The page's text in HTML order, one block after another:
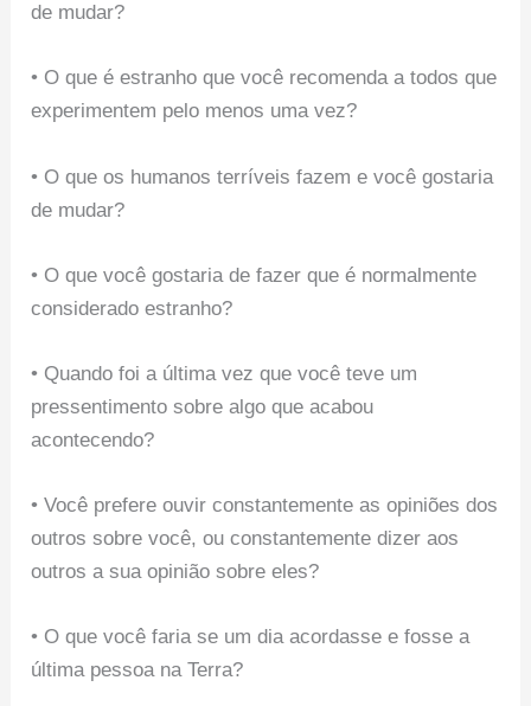
de mudar?
• O que é estranho que você recomenda a todos que
experimentem pelo menos uma vez?
• O que os humanos terríveis fazem e você gostaria
de mudar?
• O que você gostaria de fazer que é normalmente
considerado estranho?
• Quando foi a última vez que você teve um
pressentimento sobre algo que acabou
acontecendo?
• Você prefere ouvir constantemente as opiniões dos
outros sobre você, ou constantemente dizer aos
outros a sua opinião sobre eles?
• O que você faria se um dia acordasse e fosse a
última pessoa na Terra?